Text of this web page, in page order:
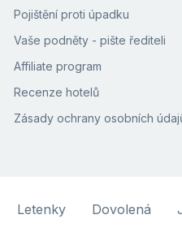
Pojištění proti úpadku
Vaše podněty - pište řediteli
Affiliate program
Recenze hotelů
Zásady ochrany osobních
Letenky Dovolená